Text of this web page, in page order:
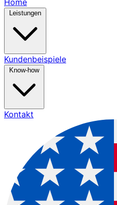
Home
Kundenbeispiele
Know-how
Kontakt